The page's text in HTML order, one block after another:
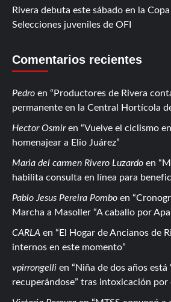
Rivera debuta este sábado en la
Selecciones juveniles de OFI
Comentarios recientes
Pedro en
Productores de Rivera
permanente en la Central Hortícola
Hector Osmiren
Vuelve el ciclismo
homenajear a Elio Juárez
Maria del carmen Rivero Luzardo en
habilita consulta en línea para
Pablo Jesus Pereira Pombo en
Marcha a Masoller “A caballo por
CARLA en
El Hogar de Ancianos de
internos en este momento
vpirrongelli en
Niña de dos años está
recuperándose” tras intoxicación por